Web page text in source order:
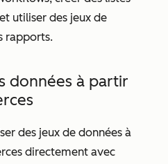
utiliser des jeux de
rapports.
données à partir
des jeux de données à
directement avec